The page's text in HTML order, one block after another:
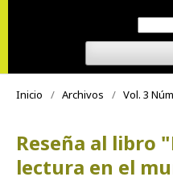
Inicio / Archivos / Vol. 3
Reseña al libro
lectura en el